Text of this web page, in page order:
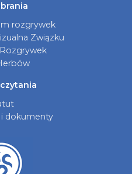
rozgrywek
Związku
dokumenty